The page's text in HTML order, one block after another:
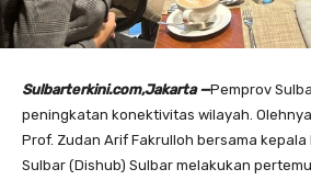
Sulbarterkini.com,Jakarta —Pemprov
peningkatan konektivitas wilayah.
Prof. Zudan Arif Fakrulloh bersama
Sulbar (Dishub) Sulbar melakukan